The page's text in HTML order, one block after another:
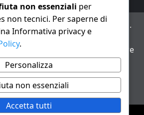
giornalistica reg. Trib. Milano n.
– Dir. resp. Andrea Fiorini
di questo sito possono essere
di sistemi di intelligenza
e verifica di un redattore
privacy e cookie
non essenziali per
non tecnici. Per saperne di
Informativa privacy e
.
Personalizza
non essenziali
Accetta tutti